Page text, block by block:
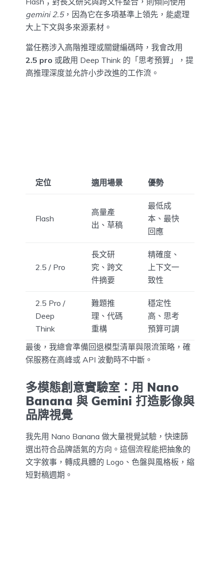
gemini 2.5，因為它在多項基準上領先，能處理
大上下文與多來源素材。
當任務涉入高階推理或關鍵編碼時，我會改用
2.5 pro 或啟用 Deep Think 的「思考預算」，提
高推理深度並允許小步改進的工作流。
定位 適用場景 優勢
Flash
高量產
出、草稿
最低成
本、最快
回應
2.5 / Pro
長文研
究、跨文
件摘要
精確度、
上下文一
致性
2.5 Pro /
Deep
Think
難題推
理、代碼
重構
穩定性
高、思考
預算可調
最後，我總會準備回退模型清單與限流策略，確
保服務在高峰或 API 波動時不中斷。
多模態創意實驗室：用 Nano
Banana 與 Gemini 打造影像與
品牌視覺
我先用 Nano Banana 做大量視覺試驗，快速篩
選出符合品牌語氣的方向。這個流程能把抽象的
文字敘事，轉成具體的 Logo、色盤與風格板，縮
短對稿週期。